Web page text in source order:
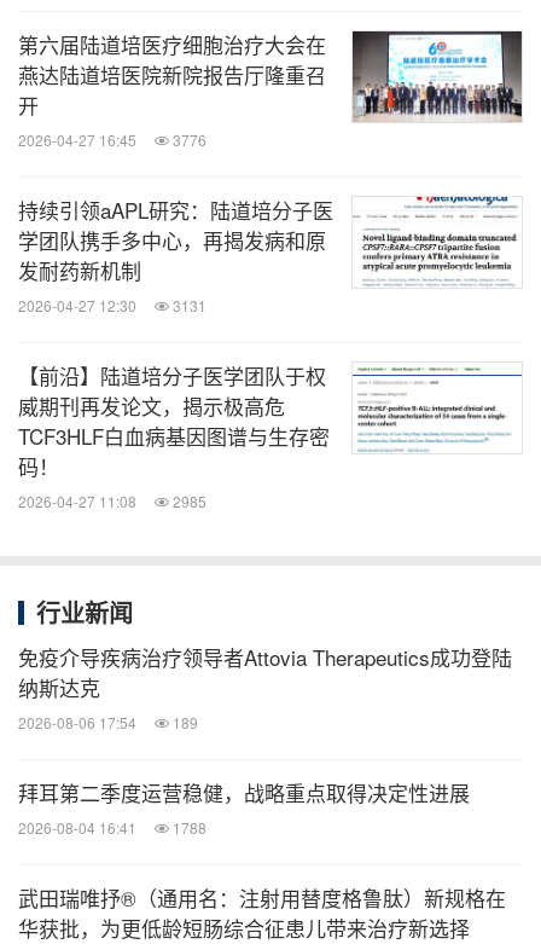
主持嘉宾：首都医科大学廖新生教授、北京大学血液
病研究所路瑾教授、北京协和医院周道斌教授、北京
大学肿瘤医院宋玉琴教授、陆道培医院卢岳主任、陆
上海交通大学医学院附属瑞金医院糜坚青教授分享
了多发性骨髓瘤CAR-T细胞治疗进展
性骨髓瘤患者抗BCMA CAR-T细胞治疗复发后挽救
治疗选择
浙江大学医学院附属第二医院钱文斌教授分享了靶
向肿瘤微环境新型CAR-T细胞治疗大B细胞淋巴瘤
淋巴瘤的临床经验分享
陆道培医院胥方医师分享了谱写新篇章-来特莫韦
临床应用的实践与思考
陆道培医院赵艳丽主任分享了注射用两性霉素B脂
讨论嘉宾：卢岳主任、薄剑教授、江岷教授、傅琤琤
成教授
第六届陆道培医疗细胞治疗大会在
燕达陆道培医院新院报告厅隆重召
开
2026-04-27 16:45 3776
持续引领aAPL研究：陆道培分子医
学团队携手多中心，再揭发病和原
发耐药新机制
2026-04-27 12:30 3131
【前沿】陆道培分子医学团队于权
威期刊再发论文，揭示极高危
TCF3HLF白血病基因图谱与生存密
码！
2026-04-27 11:08 2985
行业新闻
免疫介导疾病治疗领导者Attovia Therapeutics成功登陆
纳斯达克
2026-08-06 17:54 189
拜耳第二季度运营稳健，战略重点取得决定性进展
2026-08-04 16:41 1788
武田瑞唯抒®（通用名：注射用替度格鲁肽）新规格在
华获批，为更低龄短肠综合征患儿带来治疗新选择